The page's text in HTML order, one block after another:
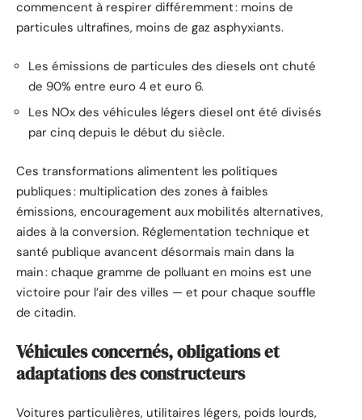
commencent à respirer différemment : moins de
particules ultrafines, moins de gaz asphyxiants.
Les émissions de particules des diesels ont chuté
de 90% entre euro 4 et euro 6.
Les NOx des véhicules légers diesel ont été divisés
par cinq depuis le début du siècle.
Ces transformations alimentent les politiques
publiques : multiplication des zones à faibles
émissions, encouragement aux mobilités alternatives,
aides à la conversion. Réglementation technique et
santé publique avancent désormais main dans la
main : chaque gramme de polluant en moins est une
victoire pour l’air des villes — et pour chaque souffle
de citadin.
Véhicules concernés, obligations et
adaptations des constructeurs
Voitures particulières, utilitaires légers, poids lourds,